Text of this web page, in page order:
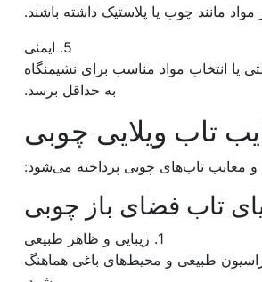
مانند چوب یا پلاستیک داشته باشند.
5. ایمنی
انتخاب مواد مناسب برای نشیمنگاه
به حداقل برسد.
تاب ویلایی چوبی
و معایب تاب‌های چوبی پرداخته می‌شود:
تاب فضای باز چوبی
1. زیبایی و ظاهر طبیعی
طبیعی و محیط‌های باغی هماهنگ